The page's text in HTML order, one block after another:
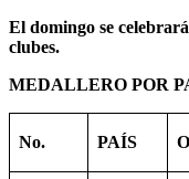
El domingo se
clubes.
MEDALLERO POR
No. PAÍS